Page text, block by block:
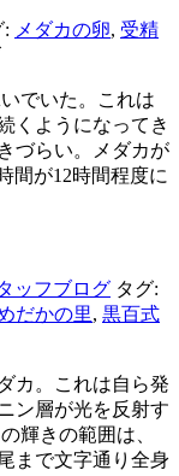
: メダカの卵, 受精
でいた。これは
くようになってき
づらい。メダカが
間が12時間程度に
ッフブログ タグ:
だかの里, 黒百式
カ。これは自ら発
ン層が光を反射す
輝きの範囲は、
まで文字通り全身